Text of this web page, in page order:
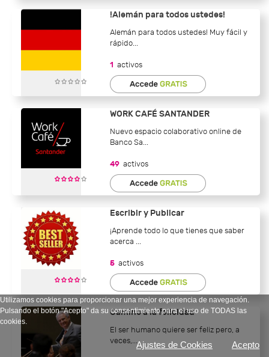
!Alemán para todos ustedes!
Alemán para todos ustedes! Muy fácil y
rápido...
1 activos
WORK CAFÉ SANTANDER
Nuevo espacio colaborativo online de
Banco Sa...
49 activos
Escribir y Publicar
¡Aprende todo lo que tienes que saber
acerca ...
5 activos
Camino a la felicidad
El ser humano quiere ser feliz pero, a
veces,...
Utilizamos cookies para proporcionar una mejor experiencia de navegación.
Pulsando el botón "Acepto" da su consentimiento para el uso de TODAS las
cookies.
Ajustes de Cookies Acepto